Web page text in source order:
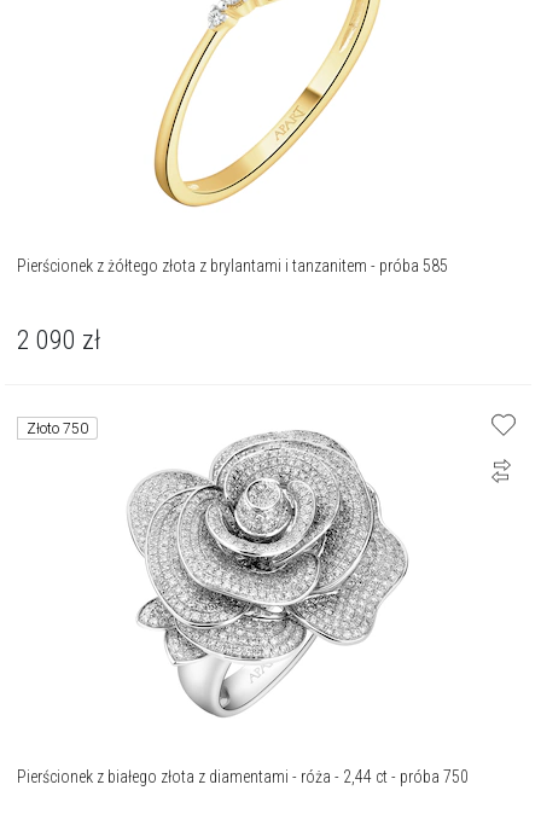
Pierścionek z żółtego złota z brylantami i tanzanitem - próba 585
2 090 zł
Złoto 750
Pierścionek z białego złota z diamentami - róża - 2,44 ct - próba 750